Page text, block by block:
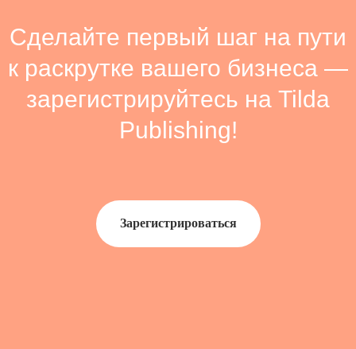
Сделайте первый шаг на пути
к раскрутке вашего бизнеса —
зарегистрируйтесь на Tilda
Publishing!
Зарегистрироваться